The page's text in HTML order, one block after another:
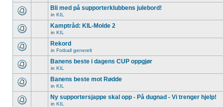
Bli med på supporterklubbens julebord!
in KIL
Kamptråd: KIL-Molde 2
in KIL
Rekord
in Fotball generelt
Banens beste i dagens CUP oppgjør
in KIL
Banens beste mot Rødde
in KIL
Ny supportersjappe skal opp - På dugnad - Vi trenger hjelp!
in KIL